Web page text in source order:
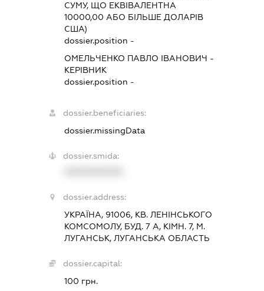
СУМУ, ЩО ЕКВІВАЛЕНТНА
10000,00 АБО БІЛЬШЕ ДОЛАРІВ
США)
dossier.position -
ОМЕЛЬЧЕНКО ПАВЛО ІВАНОВИЧ -
КЕРІВНИК
dossier.position -
dossier.beneficiaries:
dossier.missingData
dossier.smida:
dossier.address:
УКРАЇНА, 91006, КВ. ЛЕНІНСЬКОГО
КОМСОМОЛУ, БУД. 7 А, КІМН. 7, М.
ЛУГАНСЬК, ЛУГАНСЬКА ОБЛАСТЬ
dossier.capital:
100 грн.